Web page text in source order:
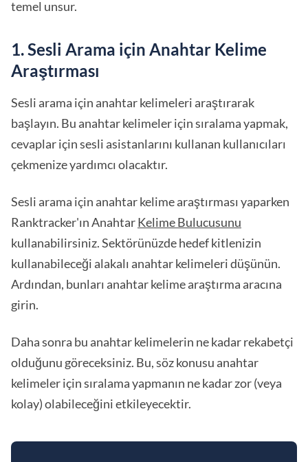
temel unsur.
1. Sesli Arama için Anahtar Kelime
Araştırması
Sesli arama için anahtar kelimeleri araştırarak
başlayın. Bu anahtar kelimeler için sıralama yapmak,
cevaplar için sesli asistanlarını kullanan kullanıcıları
çekmenize yardımcı olacaktır.
Sesli arama için anahtar kelime araştırması yaparken
Ranktracker'ın AnahtarKelime Bulucusunu
kullanabilirsiniz. Sektörünüzde hedef kitlenizin
kullanabileceği alakalı anahtar kelimeleri düşünün.
Ardından, bunları anahtar kelime araştırma aracına
girin.
Daha sonra bu anahtar kelimelerin ne kadar rekabetçi
olduğunu göreceksiniz. Bu, söz konusu anahtar
kelimeler için sıralama yapmanın ne kadar zor (veya
kolay) olabileceğini etkileyecektir.